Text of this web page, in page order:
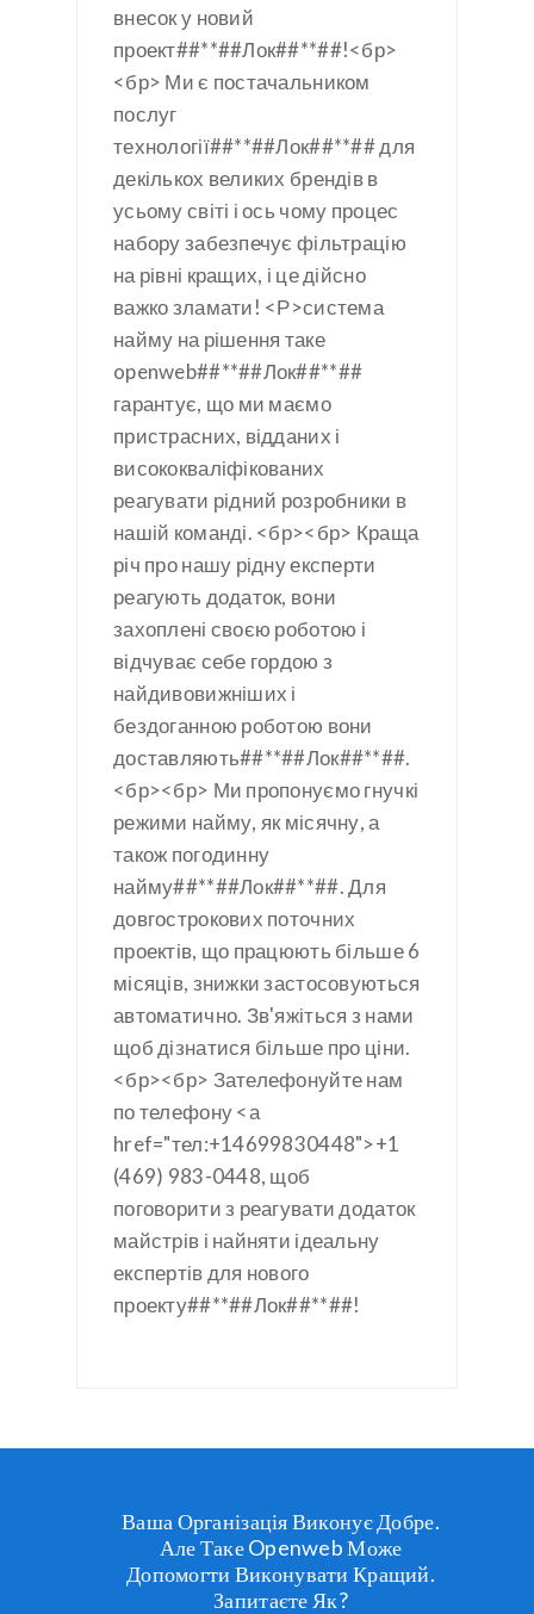
внесок у новий
проект##**##Лок##**##!<бр>
<бр> Ми є постачальником
послуг
технології##**##Лок##**## для
декількох великих брендів в
усьому світі і ось чому процес
набору забезпечує фільтрацію
на рівні кращих, і це дійсно
важко зламати! <Р>система
найму на рішення таке
openweb##**##Лок##**##
гарантує, що ми маємо
пристрасних, відданих і
висококваліфікованих
реагувати рідний розробники в
нашій команді. <бр><бр> Краща
річ про нашу рідну експерти
реагують додаток, вони
захоплені своєю роботою і
відчуває себе гордою з
найдивовижніших і
бездоганною роботою вони
доставляють##**##Лок##**##.
<бр><бр> Ми пропонуємо гнучкі
режими найму, як місячну, а
також погодинну
найму##**##Лок##**##. Для
довгострокових поточних
проектів, що працюють більше 6
місяців, знижки застосовуються
автоматично. Зв'яжіться з нами
щоб дізнатися більше про ціни.
<бр><бр> Зателефонуйте нам
по телефону <а
href="тел:+14699830448">+1
(469) 983-0448, щоб
поговорити з реагувати додаток
майстрів і найняти ідеальну
експертів для нового
проекту##**##Лок##**##!
Ваша Організація Виконує Добре.
Але Таке Openweb Може
Допомогти Виконувати Кращий.
Запитаєте Як?